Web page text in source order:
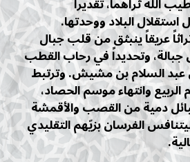
البلاد ووحدتها.
عريقاً ينبثق من قلب جبال
جبالة، وتحديداً في رحاب القطب
السلام بن مشيش. وترتبط
الربيع وانتهاء موسم الحصاد،
دمية من القصب والأقمشة
الفرسان بزيّهم التقليدي